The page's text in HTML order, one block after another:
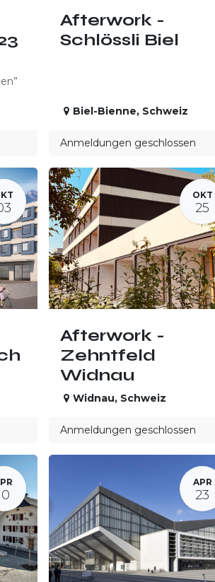
Afterwork -
Schlössli Biel
Biel-Bienne, Schweiz
Anmeldungen geschlossen
OKT
25
Afterwork -
Zehntfeld
Widnau
Widnau, Schweiz
Anmeldungen geschlossen
APR
23